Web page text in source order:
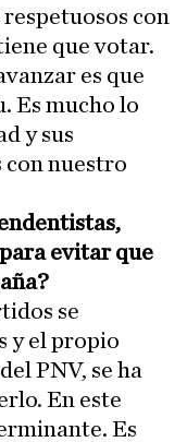
con
que votar.
es que
Es mucho lo
y sus
nuestro
evitar que
se
y el propio
PNV, se ha
En este
Es